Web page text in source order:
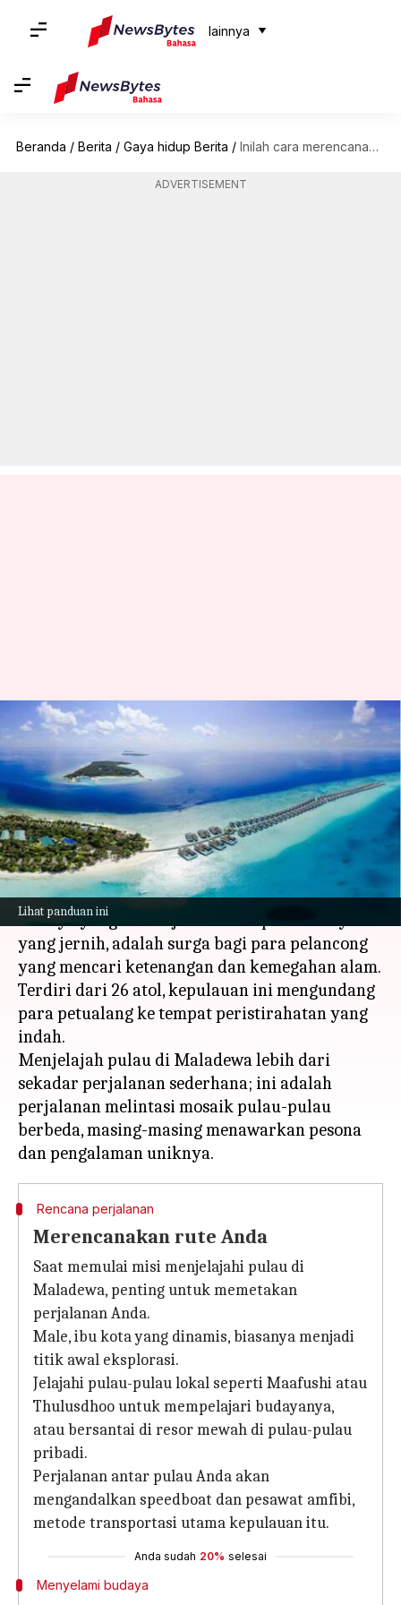
lainnya
Beranda / Berita / Gaya hidup Berita / Inilah cara merencanakan petualangan menjelajahi pulau di Maladewa
ADVERTISEMENT
Lihat panduan ini
Inilah cara merencanakan
petualangan menjelajahi pulau
di Maladewa
menulis Bob Feb 20, 2024 10:17 am
Apa ceritanya
Maladewa, surga tropis yang terkenal dengan
atolnya yang menakjubkan dan perairannya
yang jernih, adalah surga bagi para pelancong
yang mencari ketenangan dan kemegahan alam.
Terdiri dari 26 atol, kepulauan ini mengundang
para petualang ke tempat peristirahatan yang
indah.
Menjelajah pulau di Maladewa lebih dari
sekadar perjalanan sederhana; ini adalah
perjalanan melintasi mosaik pulau-pulau
berbeda, masing-masing menawarkan pesona
Rencana perjalanan
Merencanakan rute Anda
Saat memulai misi menjelajahi pulau di
Maladewa, penting untuk memetakan
perjalanan Anda.
Male, ibu kota yang dinamis, biasanya menjadi
titik awal eksplorasi.
Jelajahi pulau-pulau lokal seperti Maafushi atau
Thulusdhoo untuk mempelajari budayanya,
atau bersantai di resor mewah di pulau-pulau
pribadi.
Perjalanan antar pulau Anda akan
mengandalkan speedboat dan pesawat amfibi,
metode transportasi utama kepulauan itu.
Anda sudah 20% selesai
Menyelami budaya